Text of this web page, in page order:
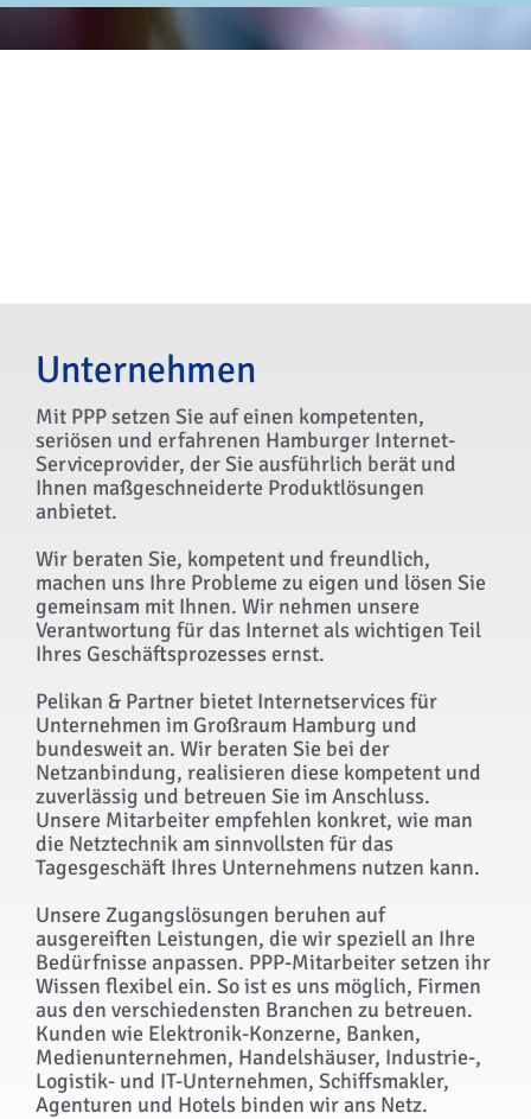
Unternehmen
Mit PPP setzen Sie auf einen kompetenten,
seriösen und erfahrenen Hamburger Internet-
Serviceprovider, der Sie ausführlich berät und
Ihnen maßgeschneiderte Produktlösungen
anbietet.
Wir beraten Sie, kompetent und freundlich,
machen uns Ihre Probleme zu eigen und lösen Sie
gemeinsam mit Ihnen. Wir nehmen unsere
Verantwortung für das Internet als wichtigen Teil
Ihres Geschäftsprozesses ernst.
Pelikan & Partner bietet Internetservices für
Unternehmen im Großraum Hamburg und
bundesweit an. Wir beraten Sie bei der
Netzanbindung, realisieren diese kompetent und
zuverlässig und betreuen Sie im Anschluss.
Unsere Mitarbeiter empfehlen konkret, wie man
die Netztechnik am sinnvollsten für das
Tagesgeschäft Ihres Unternehmens nutzen kann.
Unsere Zugangslösungen beruhen auf
ausgereiften Leistungen, die wir speziell an Ihre
Bedürfnisse anpassen. PPP-Mitarbeiter setzen ihr
Wissen flexibel ein. So ist es uns möglich, Firmen
aus den verschiedensten Branchen zu betreuen.
Kunden wie Elektronik-Konzerne, Banken,
Medienunternehmen, Handelshäuser, Industrie-,
Logistik- und IT-Unternehmen, Schiffsmakler,
Agenturen und Hotels binden wir ans Netz.